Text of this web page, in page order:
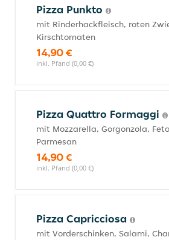
Pizza Punkto
mit Rinderhackfleisch, roten
Kirschtomaten
14,90 €
inkl. Pfand (0,00 €)
Pizza Quattro Formaggi
mit Mozzarella, Gorgonzola,
Parmesan
14,90 €
inkl. Pfand (0,00 €)
Pizza Capricciosa
mit Vorderschinken, Salami,